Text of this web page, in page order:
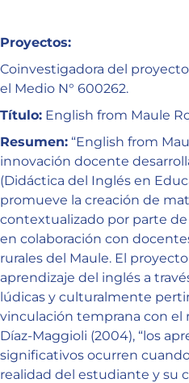
Proyectos:
Coinvestigadora del
el Medio N° 600262.
Título: English from Maule
Resumen: “English from
innovación docente
(Didáctica del Inglés en
promueve la creación de
contextualizado por parte
en colaboración con
rurales del Maule. El
aprendizaje del inglés a
lúdicas y culturalmente
vinculación temprana con el
Díaz-Maggioli (2004), “los
significativos ocurren
realidad del estudiante y su